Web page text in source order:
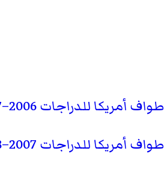
طواف أمريكا للدراجات 2006–07
طواف أمريكا للدراجات 2007–08